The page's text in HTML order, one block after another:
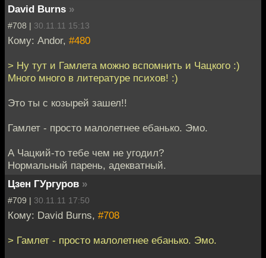
David Burns »
#708 | 30.11.11 15:13
Кому: Andor, #480
> Ну тут и Гамлета можно вспомнить и Чацкого :)
Много много в литературе психов! :)
Это ты с козырей зашел!!
Гамлет - просто малолетнее ебанько. Эмо.
А Чацкий-то тебе чем не угодил?
Нормальный парень, адекватный.
Цзен ГУргуров »
#709 | 30.11.11 17:50
Кому: David Burns, #708
> Гамлет - просто малолетнее ебанько. Эмо.